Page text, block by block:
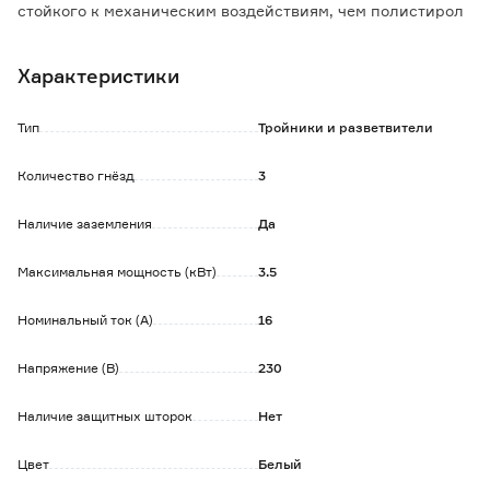
стойкого к механическим воздействиям, чем полистирол
дополнительном корпусе из негорючего материала.
Характеристики
Тип Тройники и разветвители
Количество гнёзд 3
Наличие заземления Да
Максимальная мощность (кВт) 3.5
Номинальный ток (А) 16
Напряжение (В) 230
Наличие защитных шторок Нет
Цвет Белый